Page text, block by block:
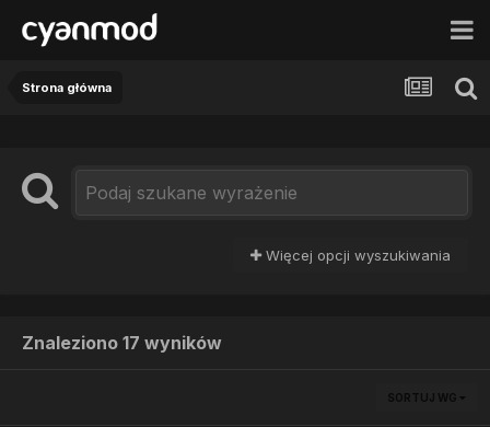
Strona główna
Więcej opcji wyszukiwania
Znaleziono 17 wyników
SORTUJ WG